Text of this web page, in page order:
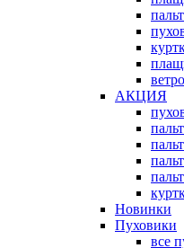
АКЦИЯ
Новинки
Пуховики
все